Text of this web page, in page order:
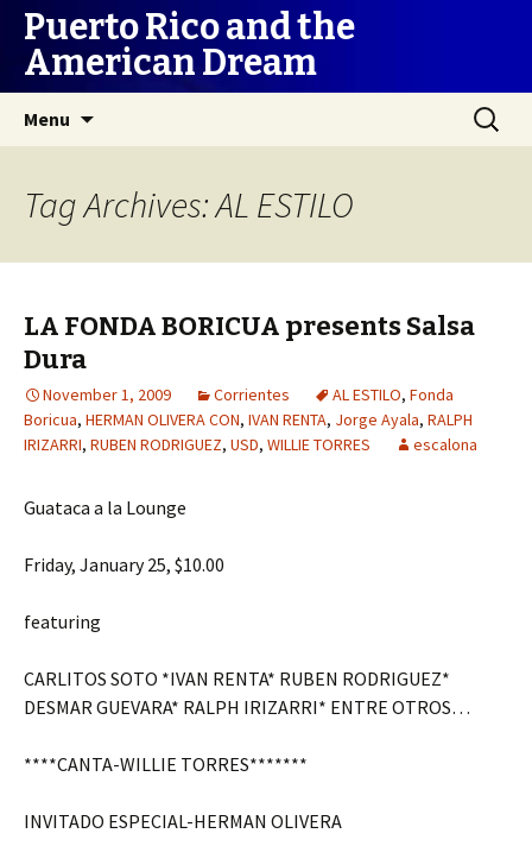
Puerto Rico and the
American Dream
Menu
Search
for:
Tag Archives: AL ESTILO
LA FONDA BORICUA presents Salsa
Dura
November 1, 2009 Corrientes AL ESTILO, Fonda
Boricua, HERMAN OLIVERA CON, IVAN RENTA, Jorge Ayala, RALPH
IRIZARRI, RUBEN RODRIGUEZ, USD, WILLIE TORRES escalona
Guataca a la Lounge
Friday, January 25, $10.00
featuring
CARLITOS SOTO *IVAN RENTA* RUBEN RODRIGUEZ*
DESMAR GUEVARA* RALPH IRIZARRI* ENTRE OTROS…
****CANTA-WILLIE TORRES*******
INVITADO ESPECIAL-HERMAN OLIVERA